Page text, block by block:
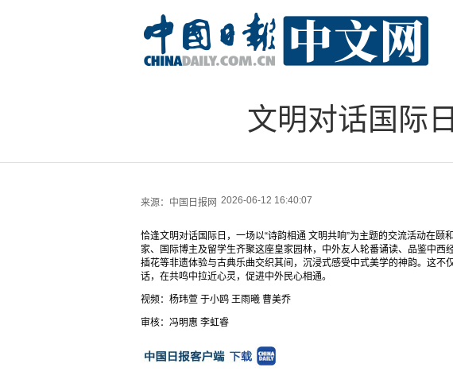
文明对话国际
来源： 中国日报网 2026-06-12 16:40:07
恰逢文明对话国际日，一场以“诗韵相通 文明共响”为主题的交流活动在
家、国际博主及留学生齐聚这座皇家园林，中外友人轮番诵读、品鉴中西
插花等非遗体验与古典乐曲交织其间，沉浸式感受中式美学的神韵。这不
话，在共鸣中拉近心灵，促进中外民心相通。
视频：杨玮萱 于小鸥 王雨曦 曹美乔
审核：冯明惠 李虹睿